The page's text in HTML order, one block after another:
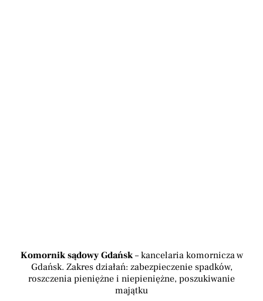
Komornik sądowy Gdańsk– kancelaria komornicza w
Gdańsk. Zakres działań: zabezpieczenie spadków,
roszczenia pieniężne i niepieniężne, poszukiwanie
majątku